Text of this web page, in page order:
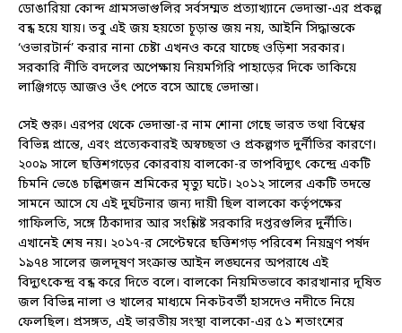
ডোঙারিয়া কোন্দ গ্রামসভাগুলির সর্বসম্মত প্রত্যাখ্যানে ভেদান্তা-এর প্রকল্প
বন্ধ হয়ে যায়। তবু এই জয় হয়তো চূড়ান্ত জয় নয়, আইনি সিদ্ধান্তকে
‘ওভারটার্ন’ করার নানা চেষ্টা এখনও করে যাচ্ছে ওড়িশা সরকার।
সরকারি নীতি বদলের অপেক্ষায় নিয়মগিরি পাহাড়ের দিকে তাকিয়ে
লাঞ্জিগড়ে আজও ওঁৎ পেতে বসে আছে ভেদান্তা।
সেই শুরু। এরপর থেকে ভেদান্তা-র নাম শোনা গেছে ভারত তথা বিশ্বের
বিভিন্ন প্রান্তে, এবং প্রত্যেকবারই অস্বচ্ছতা ও প্রকল্পগত দুর্নীতির কারণে।
২০০৯ সালে ছত্তিশগড়ের কোরবায় বালকো-র তাপবিদ্যুৎ কেন্দ্রে একটি
চিমনি ভেঙে চল্লিশজন শ্রমিকের মৃত্যু ঘটে। ২০১২ সালের একটি তদন্তে
সামনে আসে যে এই দুর্ঘটনার জন্য দায়ী ছিল বালকো কর্তৃপক্ষের
গাফিলতি, সঙ্গে ঠিকাদার আর সংশ্লিষ্ট সরকারি দপ্তরগুলির দুর্নীতি।
এখানেই শেষ নয়। ২০১৭-র সেপ্টেম্বরে ছত্তিশগড় পরিবেশ নিয়ন্ত্রণ পর্ষদ
১৯৭৪ সালের জলদূষণ সংক্রান্ত আইন লঙ্ঘনের অপরাধে এই
বিদ্যুৎকেন্দ্র বন্ধ করে দিতে বলে। বালকো নিয়মিতভাবে কারখানার দূষিত
জল বিভিন্ন নালা ও খালের মাধ্যমে নিকটবর্তী হাসদেও নদীতে নিয়ে
ফেলছিল। প্রসঙ্গত, এই ভারতীয় সংস্থা বালকো-এর ৫১ শতাংশের